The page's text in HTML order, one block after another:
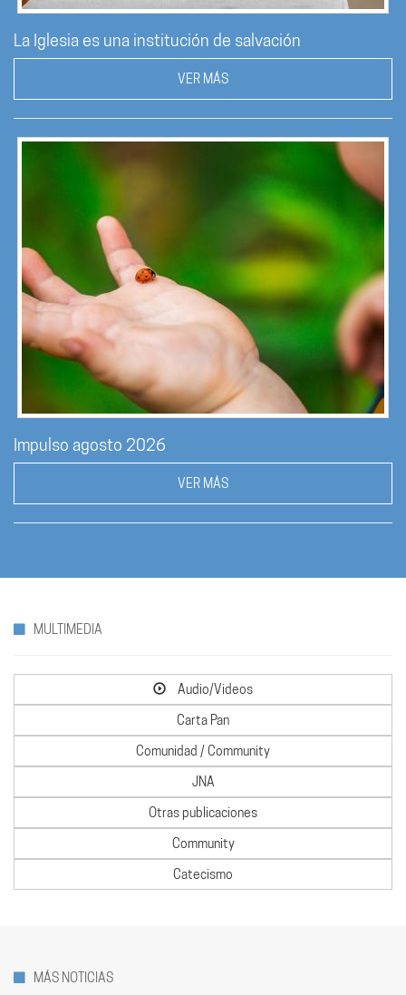
La Iglesia es una institución de salvación
VER MÁS
Impulso agosto 2026
VER MÁS
MULTIMEDIA
Audio/Videos
Carta Pan
Comunidad / Community
JNA
Otras publicaciones
Community
Catecismo
MÁS NOTICIAS